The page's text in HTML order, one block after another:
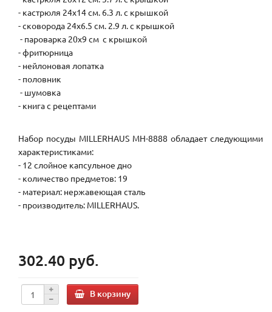
- кастрюля 24х14 см. 6.3 л. с крышкой
- сковорода 24х6.5 см. 2.9 л. с крышкой
- пароварка 20х9 см с крышкой
- фритюрница
- нейлоновая лопатка
- половник
- шумовка
- книга с рецептами
Набор посуды MILLERHAUS MH-8888 обладает следующими
характеристиками:
- 12 слойное капсульное дно
- количество предметов: 19
- материал: нержавеющая сталь
- производитель: MILLERHAUS.
302.40 руб.
В корзину